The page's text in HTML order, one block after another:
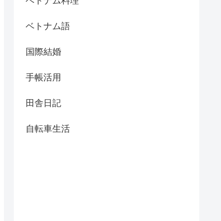
ベトナム語
国際結婚
手帳活用
田舎日記
自転車生活